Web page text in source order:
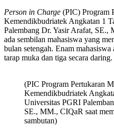
Person in Charge (PIC) Program
Kemendikbudriatek Angkatan 1
Palembang Dr. Yasir Arafat, SE.,
ada sembilan mahasiswa yang
bulan setengah. Enam
tarap muka dan tiga secara daring.
(PIC Program Pertukaran
Kemendikbudriatek
Universitas PGRI
SE., MM., CIQaR saat
sambutan)